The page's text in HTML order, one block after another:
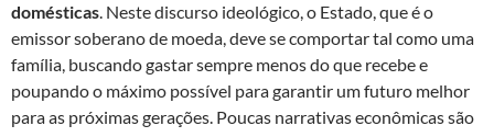
domésticas. Neste discurso ideológico, o Estado, que é o
emissor soberano de moeda, deve se comportar tal como uma
família, buscando gastar sempre menos do que recebe e
poupando o máximo possível para garantir um futuro melhor
para as próximas gerações. Poucas narrativas econômicas são